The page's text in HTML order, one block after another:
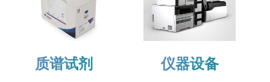
质谱试剂 仪器设备